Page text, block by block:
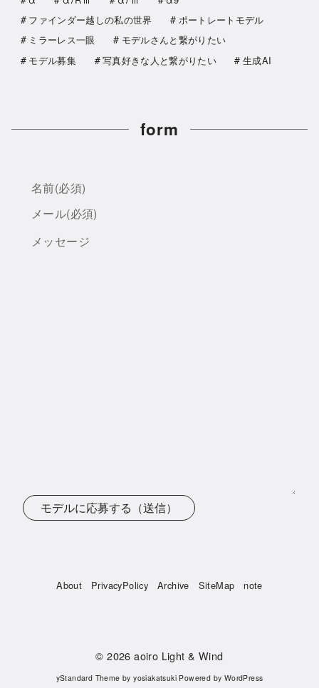
ファインダー越しの私の世界
ポートレートモデル
ミラーレス一眼
モデルさんと繋がりたい
モデル募集
写真好きな人と繋がりたい 生成AI
form
名前(必須)
メール(必須)
メッセージ
モデルに応募する（送信）
About PrivacyPolicy Archive SiteMap note
© 2026aoiro Light & Wind
yStandard Theme byyosiakatsuki Powered by WordPress